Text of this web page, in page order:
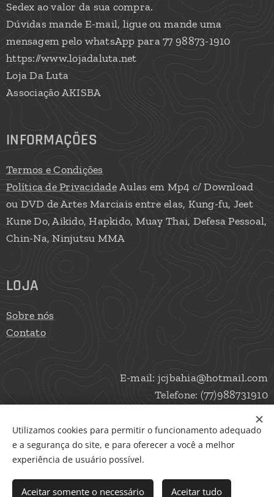
Adicionar ao carrinho
Sedex ao valor da sua compra.
Dúvidas mande E-mail, ligue ou mande uma
mensagem pelo whatsApp para 77 98873-1910
https://www.lojadaluta.net
Loja Da Luta
Associação AKISBA
INFORMAÇÕES
Termos e Condições
Política de PrivacidadeAulas em Mp4 c/ Download
ou DVD de Artes Marciais entre elas, Kung-fu, Jeet
Kune Do, Aikido, Hapkido, Muay Thai, Defesa Pessoal,
Chin-Na, Ninjutsu MMA
LOJA
Sobre nós
Contato
E-mail: jcjbahia@hotmail.com
Telefone: (77)988731910
Cookies
Utilizamos cookies para permitir o funcionamento adequado
e a segurança do site, e para oferecer a você a melhor
experiência de usuário possível.
Aceitar somente o necessário Aceitar tudo